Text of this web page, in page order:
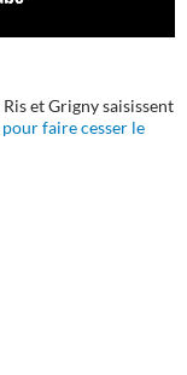
et Grigny saisissent
faire cesser le